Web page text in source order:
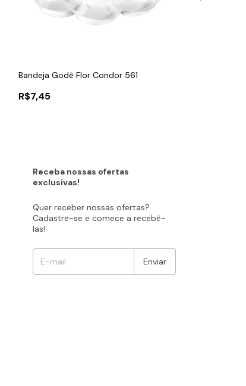
Bandeja Godê Flor Condor 561
R$7,45
Receba nossas ofertas
exclusivas!
Quer receber nossas ofertas?
Cadastre-se e comece a recebê-
las!